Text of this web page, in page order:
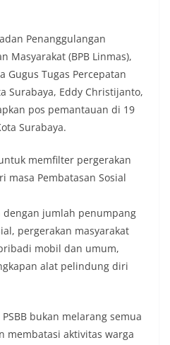
Penanggulangan
Masyarakat (BPB Linmas),
Gugus Tugas Percepatan
Surabaya, Eddy Christijanto,
pos pemantauan di 19
Surabaya.
memfilter pergerakan
masa Pembatasan Sosial
jumlah penumpang
pergerakan masyarakat
mobil dan umum,
alat pelindung diri
bukan melarang semua
membatasi aktivitas warga